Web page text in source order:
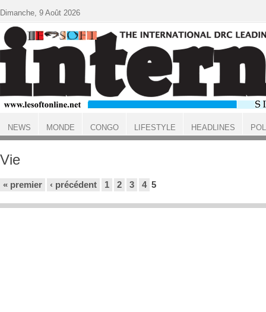
ACCUEIL
Vie
« premier ‹ précédent 1 2 3 4 5
Dimanche, 9 Août 2026
NEWS MONDE CONGO LIFESTYLE HEADLINES